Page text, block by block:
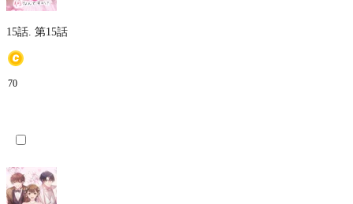
15話. 第15話
70